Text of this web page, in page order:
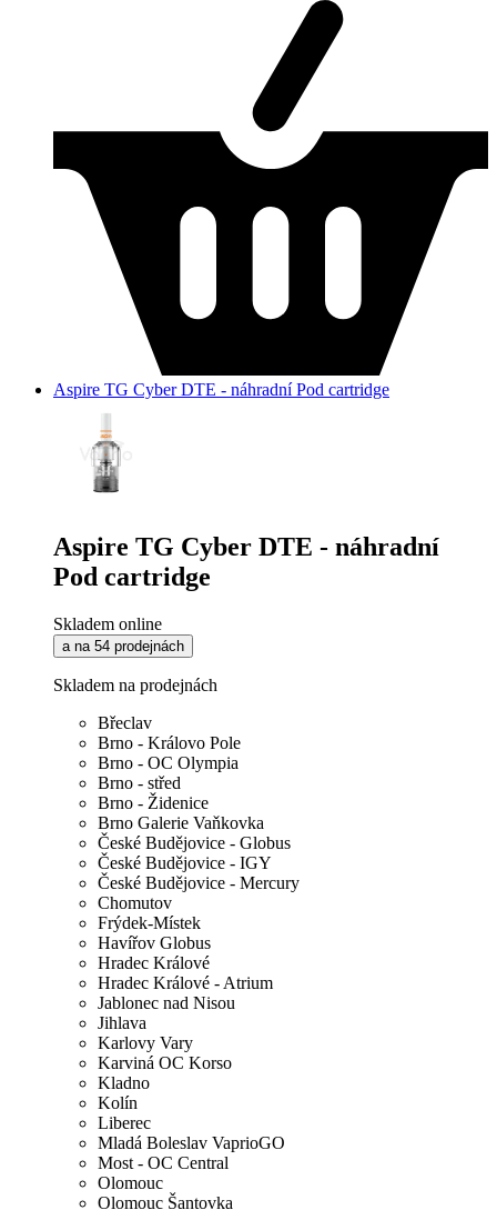
Aspire TG Cyber DTE - náhradní Pod cartridge
Aspire TG Cyber DTE - náhradní
Pod cartridge
Skladem online
a na 54 prodejnách
Skladem na prodejnách
Břeclav
Brno - Královo Pole
Brno - OC Olympia
Brno - střed
Brno - Židenice
Brno Galerie Vaňkovka
České Budějovice - Globus
České Budějovice - IGY
České Budějovice - Mercury
Chomutov
Frýdek-Místek
Havířov Globus
Hradec Králové
Hradec Králové - Atrium
Jablonec nad Nisou
Jihlava
Karlovy Vary
Karviná OC Korso
Kladno
Kolín
Liberec
Mladá Boleslav VaprioGO
Most - OC Central
Olomouc
Olomouc Šantovka